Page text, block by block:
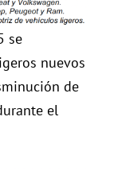
se
nuevos
de
el